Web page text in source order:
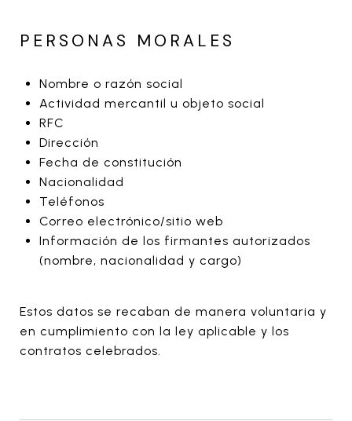
PERSONAS MORALES
Nombre o razón social
Actividad mercantil u objeto social
RFC
Dirección
Fecha de constitución
Nacionalidad
Teléfonos
Correo electrónico/sitio web
Información de los firmantes autorizados
(nombre, nacionalidad y cargo)
Estos datos se recaban de manera voluntaria y
en cumplimiento con la ley aplicable y los
contratos celebrados.